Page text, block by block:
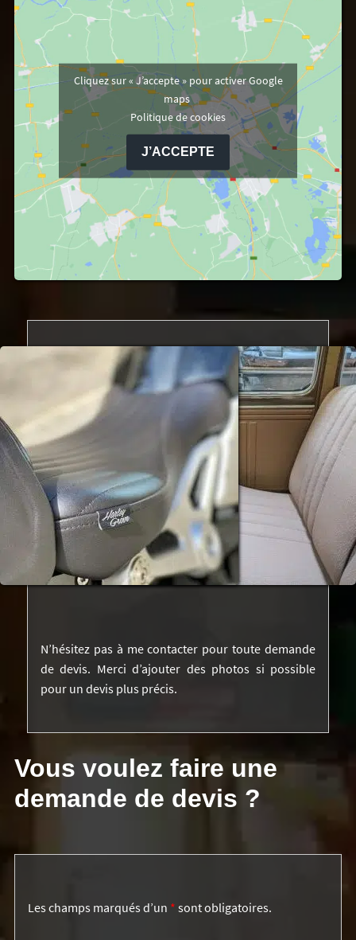
Cliquez sur « J’accepte » pour activer Google
maps
Politique de cookies
J’ACCEPTE
N’hésitez pas à me contacter pour toute demande
de devis. Merci d’ajouter des photos si possible
pour un devis plus précis.
Vous voulez faire une
demande de devis ?
Les champs marqués d’un * sont obligatoires.